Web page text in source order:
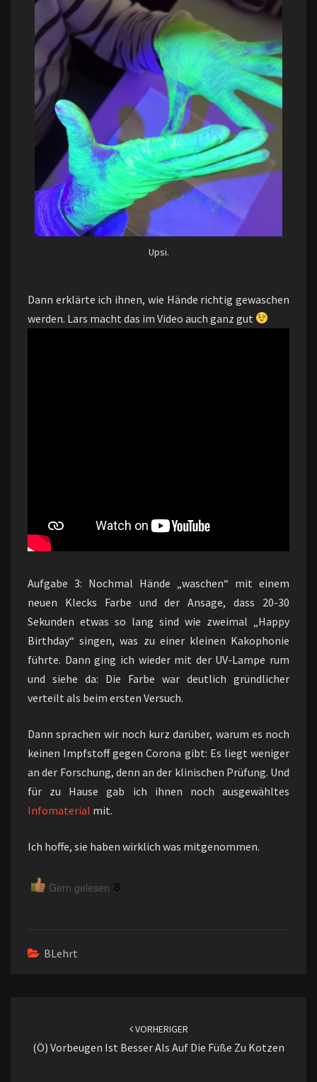
Upsi.
Dann erklärte ich ihnen, wie Hände richtig gewaschen
werden. Lars macht das im Video auch ganz gut
Aufgabe 3: Nochmal Hände „waschen“ mit einem
neuen Klecks Farbe und der Ansage, dass 20-30
Sekunden etwas so lang sind wie zweimal „Happy
Birthday“ singen, was zu einer kleinen Kakophonie
führte. Dann ging ich wieder mit der UV-Lampe rum
und siehe da: Die Farbe war deutlich gründlicher
verteilt als beim ersten Versuch.
Dann sprachen wir noch kurz darüber, warum es noch
keinen Impfstoff gegen Corona gibt: Es liegt weniger
an der Forschung, denn an der klinischen Prüfung. Und
für zu Hause gab ich ihnen noch ausgewähltes
Infomaterial mit.
Ich hoffe, sie haben wirklich was mitgenommen.
Gern gelesen 8
BLehrt
VORHERIGER
(ö) Vorbeugen Ist Besser Als Auf Die Füße Zu Kotzen